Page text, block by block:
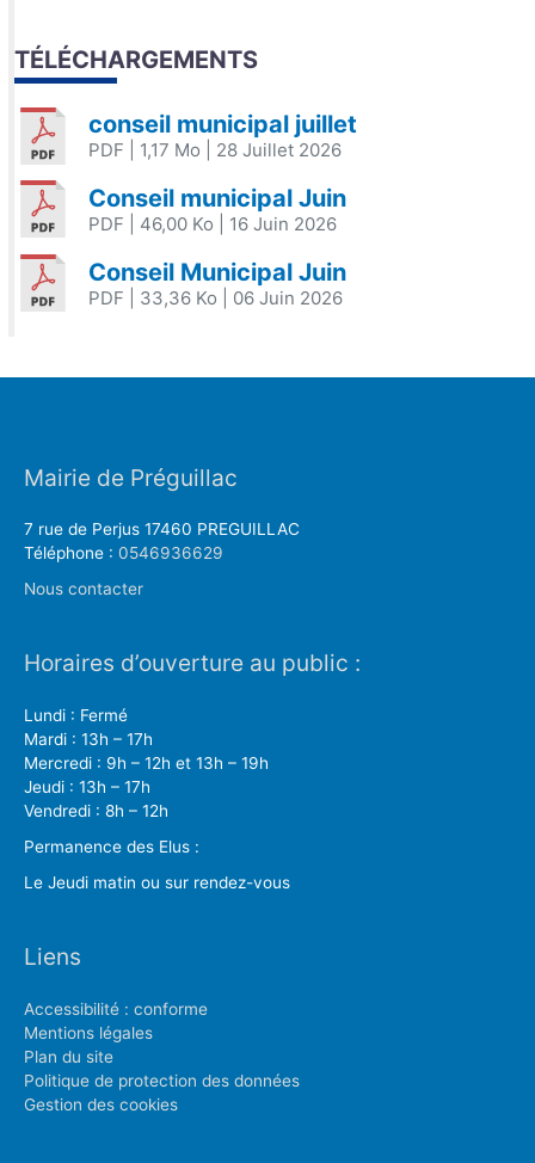
TÉLÉCHARGEMENTS
conseil municipal juillet
PDF | 1,17 Mo | 28 Juillet 2026
Conseil municipal Juin
PDF | 46,00 Ko | 16 Juin 2026
Conseil Municipal Juin
PDF | 33,36 Ko | 06 Juin 2026
Mairie de Préguillac
7 rue de Perjus 17460 PREGUILLAC
Téléphone : 0546936629
Nous contacter
Horaires d’ouverture au public :
Lundi : Fermé
Mardi : 13h – 17h
Mercredi : 9h – 12h et 13h – 19h
Jeudi : 13h – 17h
Vendredi : 8h – 12h
Permanence des Elus :
Le Jeudi matin ou sur rendez-vous
Liens
Accessibilité : conforme
Mentions légales
Plan du site
Politique de protection des données
Gestion des cookies